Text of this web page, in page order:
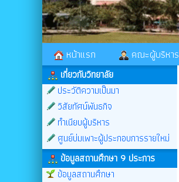
หน้าแรก คณะผู้บริหาร
เกี่ยวกับวิทยาลัย
ประวัติความเป็นมา
วิสัยทัศน์พันธกิจ
ทำเนียบผู้บริหาร
ศูนย์บ่มเพาะผู้ประกอบการรายใหม่
ข้อมูลสถานศึกษา 9 ประการ
ข้อมูลสถานศึกษา